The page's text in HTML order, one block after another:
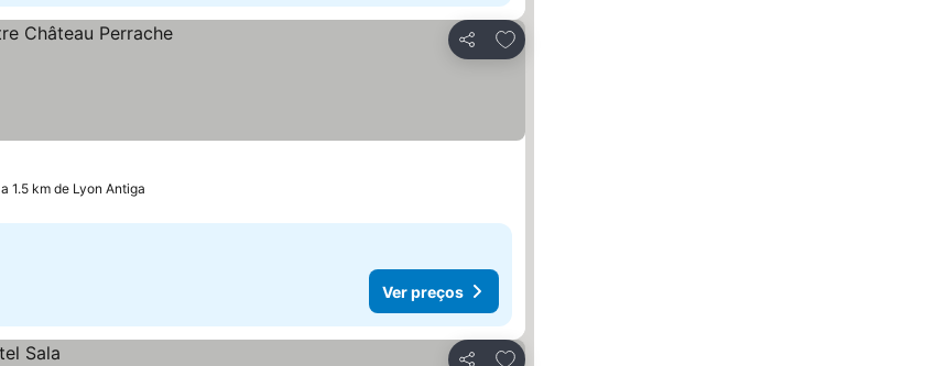
Partilhar
Adicionar aos favoritos
a 1.5 km de Lyon Antiga
Ver preços
Adicionar aos favoritos